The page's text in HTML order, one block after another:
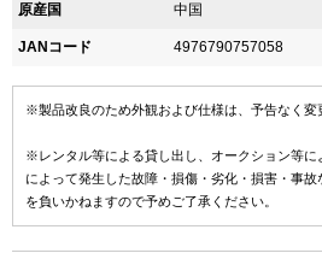
原産国 中国
JANコード 4976790757058
※製品改良のため外観および仕様は、予告なく変
※レンタル等による貸し出し、オークション等に
によって発生した故障・損傷・劣化・損害・事
を負いかねますので予めご了承ください。